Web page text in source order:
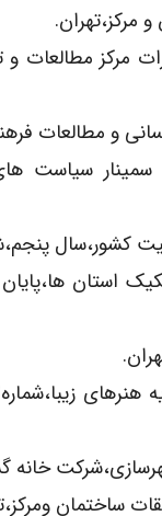
مرکز
۲۰سال آینده،مجموعه
به تفکیک استان